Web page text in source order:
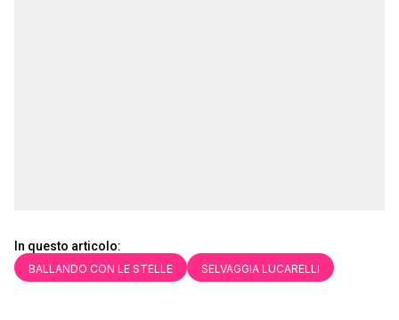
In questo articolo:
BALLANDO CON LE STELLE SELVAGGIA LUCARELLI